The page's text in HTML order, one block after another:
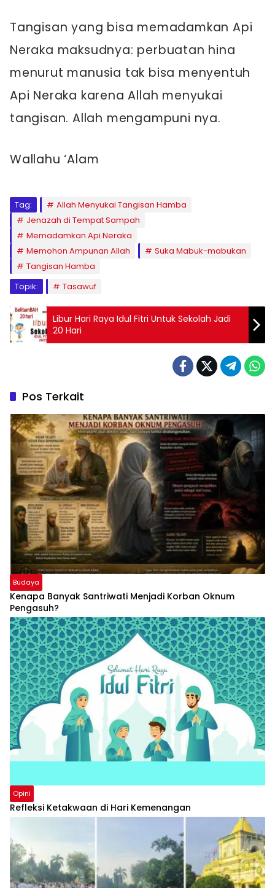
Tangisan yang bisa memadamkan Api
Neraka maksudnya: perbuatan hina
menurut manusia tak bisa menyentuh
Api Neraka karena Allah menyukai
tangisan. Allah mengampuni nya.
Wallahu ‘Alam
Tag:
Allah Menyukai Tangisan Hamba
Jenazah di Tempat Sampah
Memadamkan Api Neraka
Memohon Ampunan Allah
Suka Mabuk-mabukan
Tangisan Hamba
Topik:
Tasawuf
Libur Hari Raya Idul Fitri Untuk Sekolah Jadi
20 Hari
Pos Terkait
Budaya
Kenapa Banyak Santriwati Menjadi Korban Oknum
Pengasuh?
Opini
Refleksi Ketakwaan di Hari Kemenangan